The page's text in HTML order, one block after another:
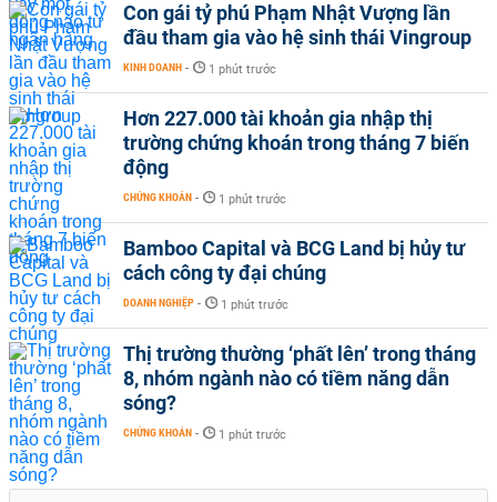
Con gái tỷ phú Phạm Nhật Vượng lần
đầu tham gia vào hệ sinh thái Vingroup
KINH DOANH - 1 phút trước
Hơn 227.000 tài khoản gia nhập thị
trường chứng khoán trong tháng 7 biến
động
CHỨNG KHOÁN - 1 phút trước
Bamboo Capital và BCG Land bị hủy tư
cách công ty đại chúng
DOANH NGHIỆP - 1 phút trước
Thị trường thường ‘phất lên’ trong tháng
8, nhóm ngành nào có tiềm năng dẫn
sóng?
CHỨNG KHOÁN - 1 phút trước